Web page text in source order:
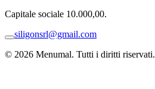
Capitale sociale 10.000,00.
siligonsrl@gmail.com
© 2026 Menumal. Tutti i diritti riservati.